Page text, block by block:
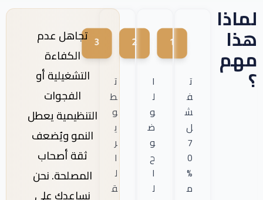
لماذا
هذا
مهم
؟
ت
ف
ش
ل
7
0
%
م
ا
ل
و
ض
و
ح
ا
ل
ت
ط
و
ي
ر
ا
ل
ق
تجاهل عدم
الكفاءة
التشغيلية أو
الفجوات
التنظيمية يعطل
النمو ويُضعف
ثقة أصحاب
المصلحة. نحن
نساعدك على